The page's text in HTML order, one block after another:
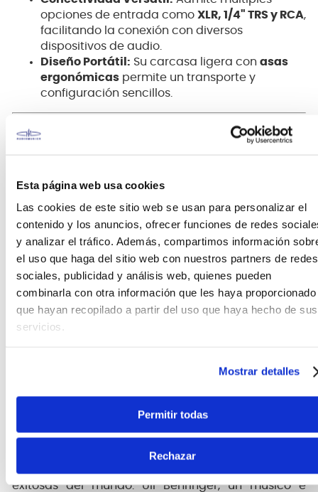
Esta página web usa cookies
Las cookies de este sitio web se usan para personalizar el
contenido y los anuncios, ofrecer funciones de redes
y analizar el tráfico. Además, compartimos información
el uso que haga del sitio web con nuestros partners de redes
sociales, publicidad y análisis web, quienes pueden
combinarla con otra información que les haya proporcionado
que hayan recopilado a partir del uso que haya hecho de sus
servicios.
Mostrar detalles
Permitir todas
Rechazar
opciones de entrada como XLR, 1/4" TRS y RCA,
facilitando la conexión con diversos
dispositivos de audio.
Diseño Portátil: Su carcasa ligera con asas
ergonómicas permite un transporte y
configuración sencillos.
Behringer paso de ser una “startup” a una de las
compañías de audio profesional más grandes y
exitosas del mundo. Uli Behringer, un músico e